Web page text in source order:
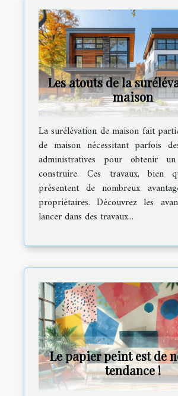
Les atouts de la
maison
La surélévation de maison fait
de maison nécessitant parfois
administratives pour obtenir
construire. Ces travaux, bien
présentent de nombreux
propriétaires. Découvrez les
lancer dans des travaux...
Le papier peint est de
tendance !